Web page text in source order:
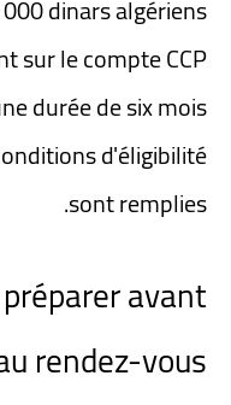
dinars algériens
sur le compte CCP
durée de six mois
d'éligibilité
sont remplies.
avant
rendez-vous ?